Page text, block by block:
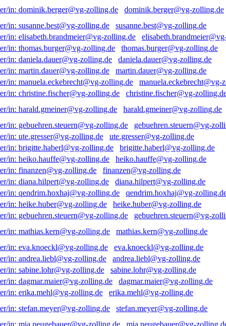
dominik.berger@vg-zolling.de
susanne.best@vg-zolling.de
thomas.burger@vg-zolling.de
daniela.dauer@vg-zolling.de
martin.dauer@vg-zolling.de
manuela.eckebrecht@vg-
christine.fischer@vg-
harald.gmeiner@vg-zolling.de
gebuehren.steuern@vg-
ute.gresser@vg-zolling.de
brigitte.haberl@vg-zolling.de
heiko.hauffe@vg-zolling.de
finanzen@vg-zolling.de
diana.hilpert@vg-zolling.de
qendrim.hoxhaj@vg-
heike.huber@vg-zolling.de
gebuehren.steuern@vg-
mathias.kern@vg-zolling.de
eva.knoeckl@vg-zolling.de
andrea.liebl@vg-zolling.de
sabine.lohr@vg-zolling.de
dagmar.maier@vg-zolling.de
erika.mehl@vg-zolling.de
stefan.meyer@vg-zolling.de